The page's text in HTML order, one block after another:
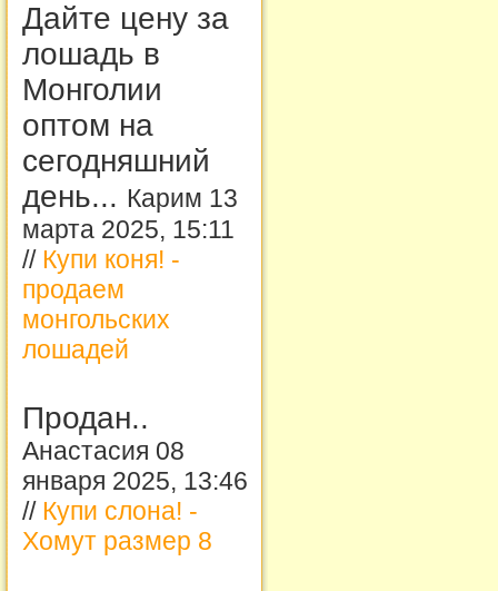
Дайте цену за
лошадь в
Монголии
оптом на
сегодняшний
день... Карим 13
марта 2025, 15:11
// Купи коня! -
продаем
монгольских
лошадей
Продан..
Анастасия 08
января 2025, 13:46
// Купи слона! -
Хомут размер 8